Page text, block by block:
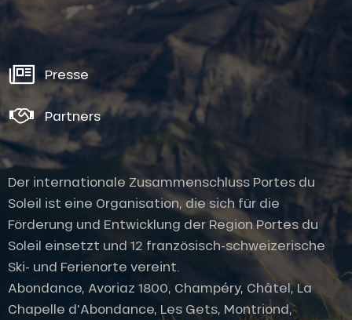
Presse
Partners
Der internationale Zusammenschluss Portes du
Soleil ist eine Organisation, die sich für die
Förderung und Entwicklung der Region Portes du
Soleil einsetzt und 12 französisch-schweizerische
Ski- und Ferienorte vereint.
Abondance, Avoriaz 1800, Champéry, Châtel, La
Chapelle d'Abondance, Les Gets, Montriond,